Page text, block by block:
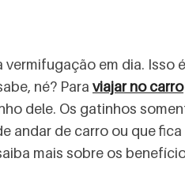
em dia.
né? Para viajar no carro
dele. Os gatinhos
andar de carro ou que
mais sobre os